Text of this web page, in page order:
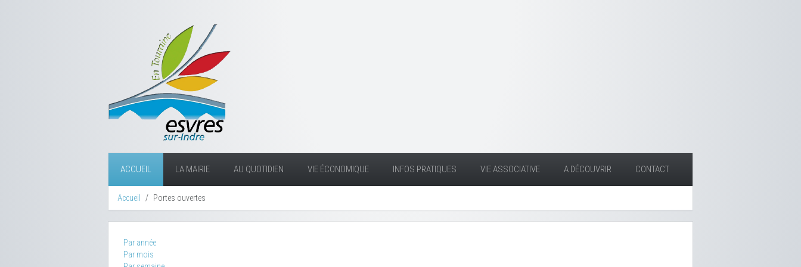
ACCUEIL LA MAIRIE AU QUOTIDIEN VIE ÉCONOMIQUE INFOS PRATIQUES VIE ASSOCIATIVE A DÉCOUVRIR CONTACT
Accueil Portes ouvertes
Par année
Par mois